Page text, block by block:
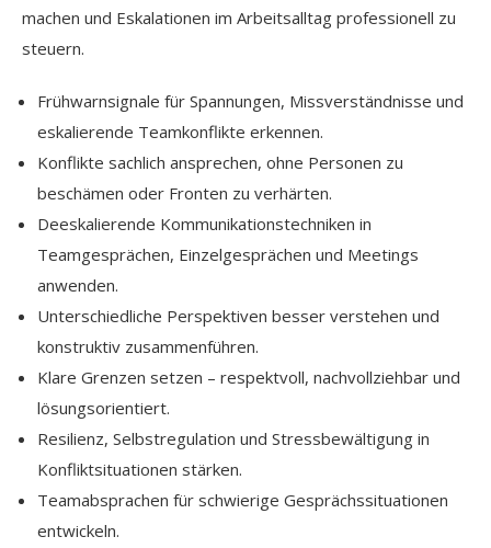
machen und Eskalationen im Arbeitsalltag professionell zu
steuern.
Frühwarnsignale für Spannungen, Missverständnisse und
eskalierende Teamkonflikte erkennen.
Konflikte sachlich ansprechen, ohne Personen zu
beschämen oder Fronten zu verhärten.
Deeskalierende Kommunikationstechniken in
Teamgesprächen, Einzelgesprächen und Meetings
anwenden.
Unterschiedliche Perspektiven besser verstehen und
konstruktiv zusammenführen.
Klare Grenzen setzen – respektvoll, nachvollziehbar und
lösungsorientiert.
Resilienz, Selbstregulation und Stressbewältigung in
Konfliktsituationen stärken.
Teamabsprachen für schwierige Gesprächssituationen
entwickeln.